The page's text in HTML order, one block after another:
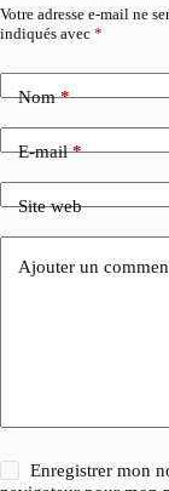
Votre adresse e-mail ne
indiqués avec *
Nom*
E-mail*
Site web
Ajouter un
Enregistrer mon